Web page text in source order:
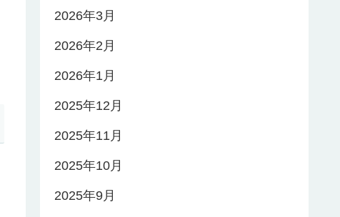
2026年3月
2026年2月
2026年1月
2025年12月
2025年11月
2025年10月
2025年9月